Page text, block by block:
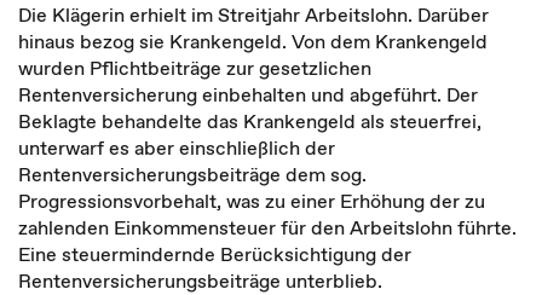
Die Klägerin erhielt im Streitjahr Arbeitslohn. Darüber
hinaus bezog sie Krankengeld. Von dem Krankengeld
wurden Pflichtbeiträge zur gesetzlichen
Rentenversicherung einbehalten und abgeführt. Der
Beklagte behandelte das Krankengeld als steuerfrei,
unterwarf es aber einschließlich der
Rentenversicherungsbeiträge dem sog.
Progressionsvorbehalt, was zu einer Erhöhung der zu
zahlenden Einkommensteuer für den Arbeitslohn führte.
Eine steuermindernde Berücksichtigung der
Rentenversicherungsbeiträge unterblieb.